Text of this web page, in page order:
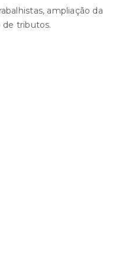
ampliação da
de tributos.